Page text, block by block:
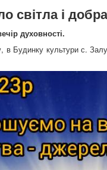
світла і добра
духовності.
Будинку культури с.